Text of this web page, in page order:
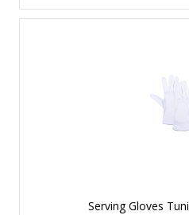
Serving Gloves